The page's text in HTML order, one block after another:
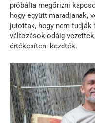
próbálta megőrizni
hogy együtt maradjanak,
jutottak, hogy nem
változások odáig
értékesíteni kezdték.